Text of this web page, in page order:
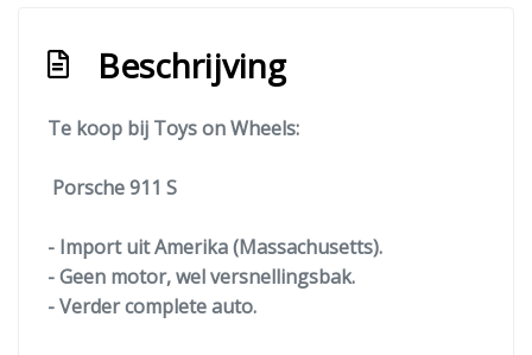
Beschrijving
Te koop bij Toys on Wheels:
Porsche 911 S
- Import uit Amerika (Massachusetts).
- Geen motor, wel versnellingsbak.
- Verder complete auto.